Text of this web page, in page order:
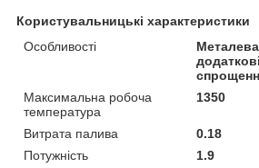
Користувальницькі характеристики
Особливості
Максимальна робоча
температура
1350
Витрата палива
0.18
Потужність
1.9